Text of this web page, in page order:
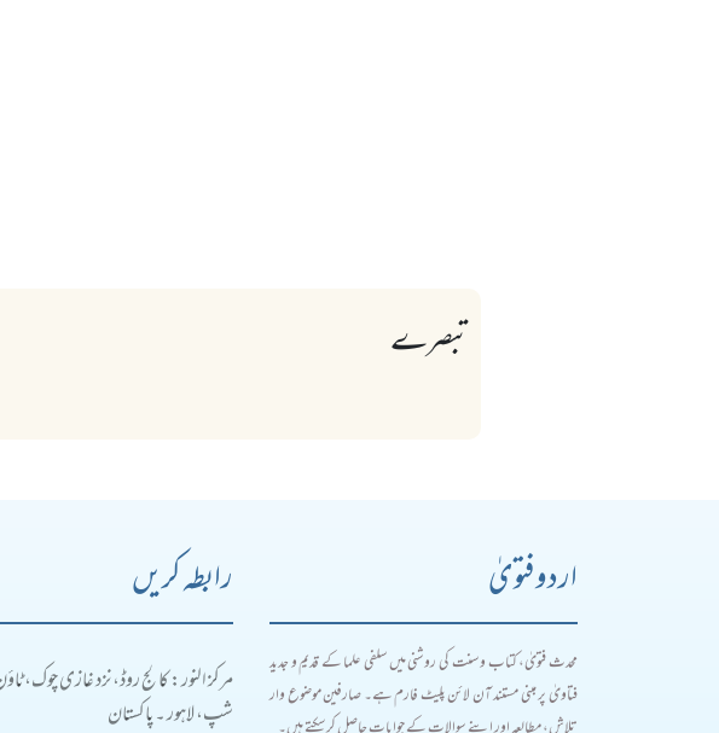
تبصرے
اردو فتویٰ
محدث فتویٰ، کتاب و سنت کی روشنی میں سلفی علما کے قدیم و جدید
فتاویٰ پر مبنی مستند آن لائن پلیٹ فارم ہے۔ صارفین موضوع وار
رابطہ کریں
مرکز النور: کالج روڈ، نزد غازی چوک،
شپ، لاہور ۔ پاکستان